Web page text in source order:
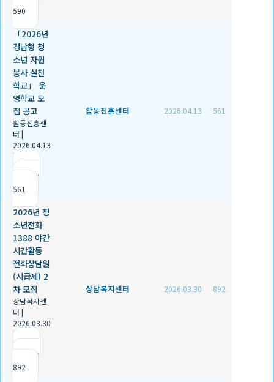
590
「2026년
경남형 청
소년 자원
봉사 실천
학교」 운
영학교 모
집 공고
활동진흥센
터 |
2026.04.13
|
조회
561
활동진흥센터 2026.04.13 561
2026년 청
소년전화
1388 야간
시간활동
전화상담원
(시급제) 2
차 모집
상담복지센
터 |
2026.03.30
|
조회
892
상담복지센터 2026.03.30 892